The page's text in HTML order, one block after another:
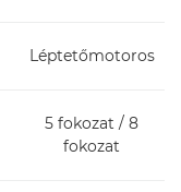
Léptetőmotoros
5 fokozat / 8
fokozat